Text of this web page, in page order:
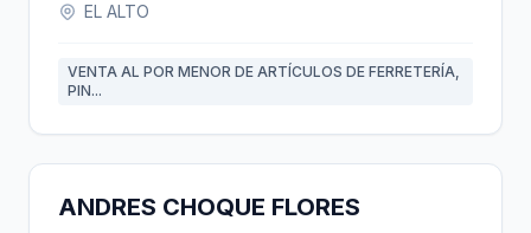
EL ALTO
VENTA AL POR MENOR DE ARTÍCULOS DE FERRETERÍA,
PIN...
ANDRES CHOQUE FLORES